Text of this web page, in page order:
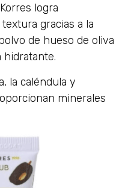
logra
gracias a la
de hueso de oliva
hidratante.
la caléndula y
minerales